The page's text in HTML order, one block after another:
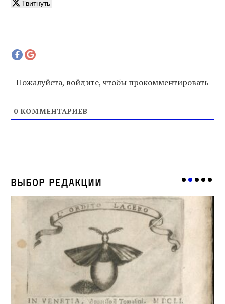
Твитнуть
Пожалуйста, войдите, чтобы прокомментировать
0 КОММЕНТАРИЕВ
Выбор редакции